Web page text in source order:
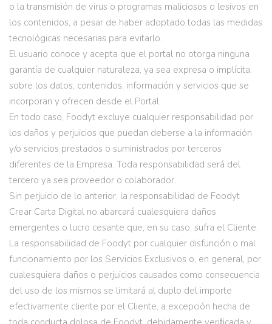
o la transmisión de virus o programas maliciosos o lesivos en
los contenidos, a pesar de haber adoptado todas las medidas
tecnológicas necesarias para evitarlo.
El usuario conoce y acepta que el portal no otorga ninguna
garantía de cualquier naturaleza, ya sea expresa o implícita,
sobre los datos, contenidos, información y servicios que se
incorporan y ofrecen desde el Portal.
En todo caso, Foodyt excluye cualquier responsabilidad por
los daños y perjuicios que puedan deberse a la información
y/o servicios prestados o suministrados por terceros
diferentes de la Empresa. Toda responsabilidad será del
tercero ya sea proveedor o colaborador.
Sin perjuicio de lo anterior, la responsabilidad de Foodyt
Crear Carta Digital no abarcará cualesquiera daños
emergentes o lucro cesante que, en su caso, sufra el Cliente.
La responsabilidad de Foodyt por cualquier disfunción o mal
funcionamiento por los Servicios Exclusivos o, en general, por
cualesquiera daños o perjuicios causados como consecuencia
del uso de los mismos se limitará al duplo del importe
efectivamente cliente por el Cliente, a excepción hecha de